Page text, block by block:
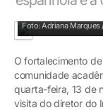
Foto: Adriana Marques
O fortalecimento
comunidade
quarta-feira, 13 de
visita do diretor do